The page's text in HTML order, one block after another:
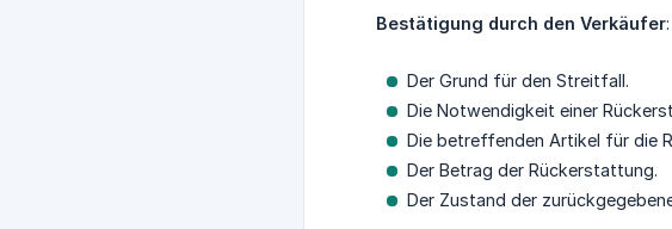
Bestätigung durch den Verkäufer
Der Grund für den Streitfall.
Die Notwendigkeit einer
Die betreffenden Artikel für die
Der Betrag der Rückerstattung.
Der Zustand der